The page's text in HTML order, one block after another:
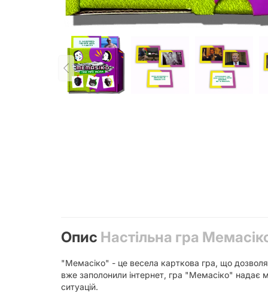
Опис Настільна гра
"Мемасіко" - це весела карткова гра, що
вже заполонили інтернет, гра "Мемасіко"
ситуацій.